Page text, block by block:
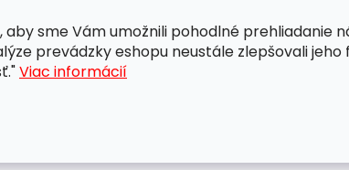
aby sme Vám umožnili pohodlné prehliadanie
prevádzky eshopu neustále zlepšovali jeho
Viac informácií
OBCHODNÉ PODMIENKY OCHRANA